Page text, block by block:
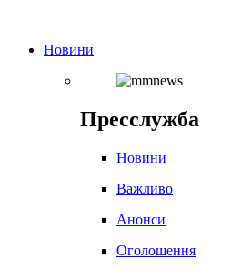
Новини
Пресслужба
Новини
Важливо
Анонси
Оголошення